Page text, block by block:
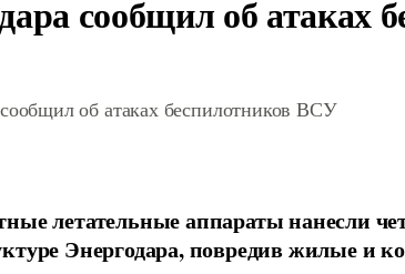
сообщил об атаках
об атаках беспилотников ВСУ
летательные аппараты нанесли
Энергодара, повредив жилые и